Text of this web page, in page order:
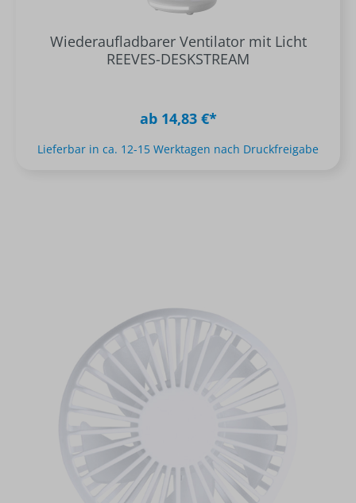
Wiederaufladbarer Ventilator mit Licht
REEVES-DESKSTREAM
ab 14,83 €*
Lieferbar in ca. 12-15 Werktagen nach Druckfreigabe